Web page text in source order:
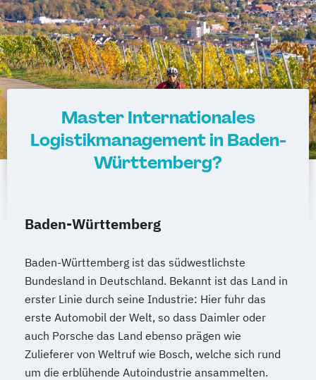
Master Internationales
Logistikmanagement in Baden-
Württemberg?
Baden-Württemberg
Baden-Württemberg ist das südwestlichste
Bundesland in Deutschland. Bekannt ist das Land in
erster Linie durch seine Industrie: Hier fuhr das
erste Automobil der Welt, so dass Daimler oder
auch Porsche das Land ebenso prägen wie
Zulieferer von Weltruf wie Bosch, welche sich rund
um die erblühende Autoindustrie ansammelten.